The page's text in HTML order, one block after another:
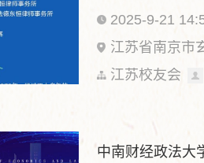
2025-9-21
江苏省南京市
江苏校友会
中南财经政法大